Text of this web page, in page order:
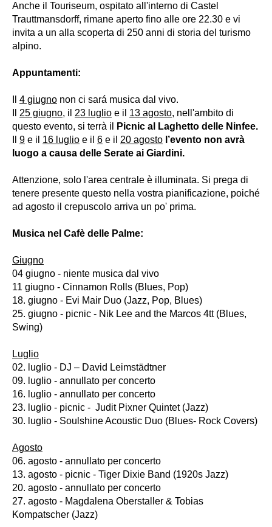
Anche il Touriseum, ospitato all'interno di Castel
Trauttmansdorff, rimane aperto fino alle ore 22.30 e vi
invita a un alla scoperta di 250 anni di storia del turismo
alpino.
Appuntamenti:
4 giugno non ci sará musica dal vivo.
25 giugno, il 23 luglio e il 13 agosto, nell'ambito di
questo evento, si terrà il
Picnic al Laghetto delle Ninfee.
9 e il 16 luglio e il 6 e il 20 agosto l’evento non avrà
luogo a causa delle Serate ai Giardini.
Attenzione, solo l'area centrale è illuminata. Si prega di
tenere presente questo nella vostra pianificazione, poiché
ad agosto il crepuscolo arriva un po' prima.
Musica nel Cafè delle Palme:
Giugno
04 giugno - niente musica dal vivo
11 giugno - Cinnamon Rolls (Blues, Pop)
18. giugno - Evi Mair Duo (Jazz, Pop, Blues)
25. giugno - picnic - Nik Lee and the Marcos 4tt (Blues,
Swing)
Luglio
02. luglio - DJ – David Leimstädtner
09. luglio - annullato per concerto
16. luglio - annullato per concerto
23. luglio - picnic - Judit Pixner Quintet (Jazz)
30. luglio - Soulshine Acoustic Duo (Blues- Rock Covers)
Agosto
06. agosto - annullato per concerto
13. agosto - picnic - Tiger Dixie Band (1920s Jazz)
20. agosto - annullato per concerto
27. agosto - Magdalena Oberstaller & Tobias
Kompatscher (Jazz)